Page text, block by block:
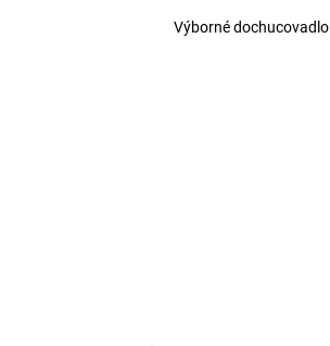
Výborné dochucovadlo